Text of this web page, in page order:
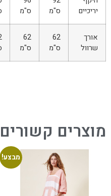
יריכיים
ס"מ
ס"מ
אורך
שרוול
62
ס"מ
62
ס"מ
מוצרים קשורים
מבצע!